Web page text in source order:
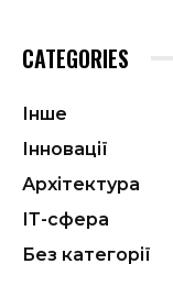
CATEGORIES
Інше
Інновації
Архітектура
ІТ-сфера
Без категорії